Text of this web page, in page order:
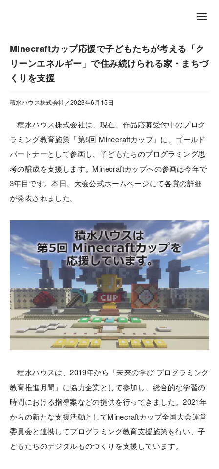
Minecraftカップ応援で子どもたちが考える「ク
リーンエネルギー」で住み続けられる家・まちづ
くりを支援
積水ハウス株式会社／2023年6月15日
積水ハウス株式会社は、現在、作品応募受付中のプログ
ラミング教育施策「第5回 Minecraftカップ」に、ゴールド
パートナーとして参画し、子どもたちのプログラミング思
考の醸成を支援します。Minecraftカップへの参画は今年で
3年目です。本日、大会公式ホームページにて各賞の詳細
が発表されました。
積水ハウスは、2019年から「未来の学び プログラミング
教育推進月間」に協力企業として参加し、総合的な学習の
時間における指導案などの提供を行ってきました。2021年
からの新たな支援活動としてMinecraftカップ全国大会運営
委員会と連携してプログラミング教育支援施策を行い、子
どもたちのデジタルものづくりを支援しています。